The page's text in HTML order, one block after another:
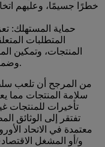
خطرًا جسيمًا، وعليهم
حماية المستهلك:
المتطلبات
المنتجات، وتمكين
وضمان سلامتهم أثناء استخدام المنتجات.
من المرجح أن تلعب
سلامة المنتجات مما
تأخيرات للمنتجات
تفتقر إلى الوثائق
معتمدة في الاتحاد
و/أو المشغل